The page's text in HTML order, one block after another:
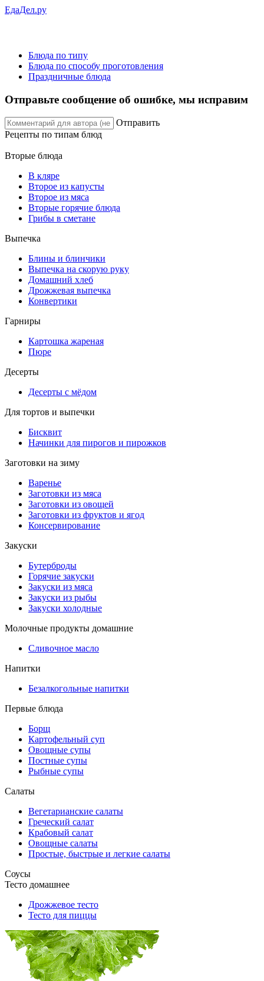
ЕдаДел.ру
Блюда по типу
Блюда по способу проготовления
Праздничные блюда
Отправьте сообщение об ошибке, мы исправим
Отправить
Рецепты по типам блюд
Вторые блюда
В кляре
Второе из капусты
Второе из мяса
Вторые горячие блюда
Грибы в сметане
Выпечка
Блины и блинчики
Выпечка на скорую руку
Домашний хлеб
Дрожжевая выпечка
Конвертики
Гарниры
Картошка жареная
Пюре
Десерты
Десерты с мёдом
Для тортов и выпечки
Бисквит
Начинки для пирогов и пирожков
Заготовки на зиму
Варенье
Заготовки из мяса
Заготовки из овощей
Заготовки из фруктов и ягод
Консервирование
Закуски
Бутерброды
Горячие закуски
Закуски из мяса
Закуски из рыбы
Закуски холодные
Молочные продукты домашние
Сливочное масло
Напитки
Безалкогольные напитки
Первые блюда
Борщ
Картофельный суп
Овощные супы
Постные супы
Рыбные супы
Салаты
Вегетарианские салаты
Греческий салат
Крабовый салат
Овощные салаты
Простые, быстрые и легкие салаты
Соусы
Тесто домашнее
Дрожжевое тесто
Тесто для пиццы